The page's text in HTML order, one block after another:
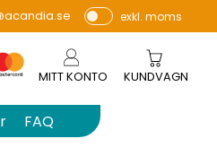
P
e
r
vi
exkl. moms
MITT KONTO KUNDVAGN
FAQ